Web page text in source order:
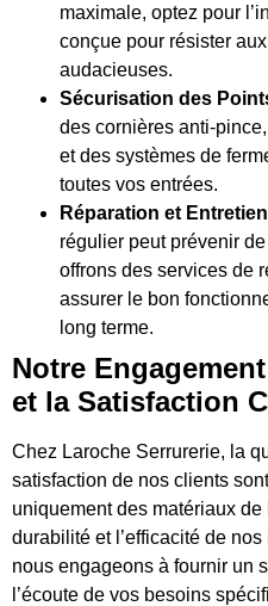
maximale, optez pour
conçue pour résister
audacieuses.
Sécurisation des
des cornières anti-
et des systèmes de
toutes vos entrées.
Réparation et
régulier peut prévenir
offrons des services de
assurer le bon
long terme.
Notre
et la Satisfaction
Chez Laroche Serrurerie, la
satisfaction de nos clients
uniquement des matériaux
durabilité et l’efficacité de
nous engageons à fournir un
l’écoute de vos besoins